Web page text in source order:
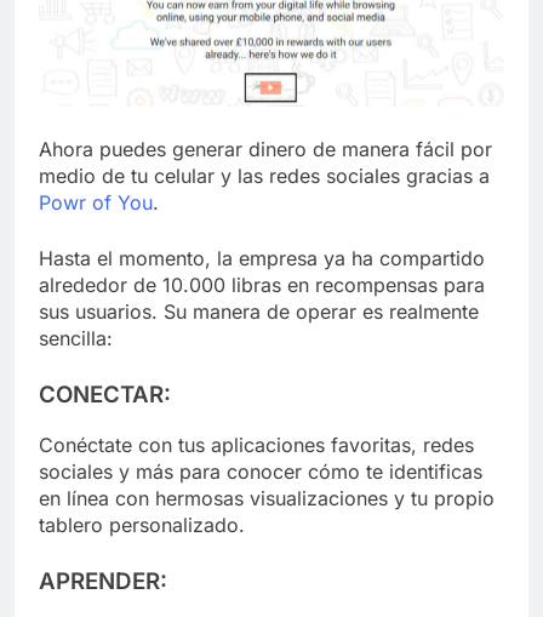
Ahora puedes generar dinero de manera fácil por
medio de tu celular y las redes sociales gracias a
Powr of You.
Hasta el momento, la empresa ya ha compartido
alrededor de 10.000 libras en recompensas para
sus usuarios. Su manera de operar es realmente
sencilla:
CONECTAR:
Conéctate con tus aplicaciones favoritas, redes
sociales y más para conocer cómo te identificas
en línea con hermosas visualizaciones y tu propio
tablero personalizado.
APRENDER: